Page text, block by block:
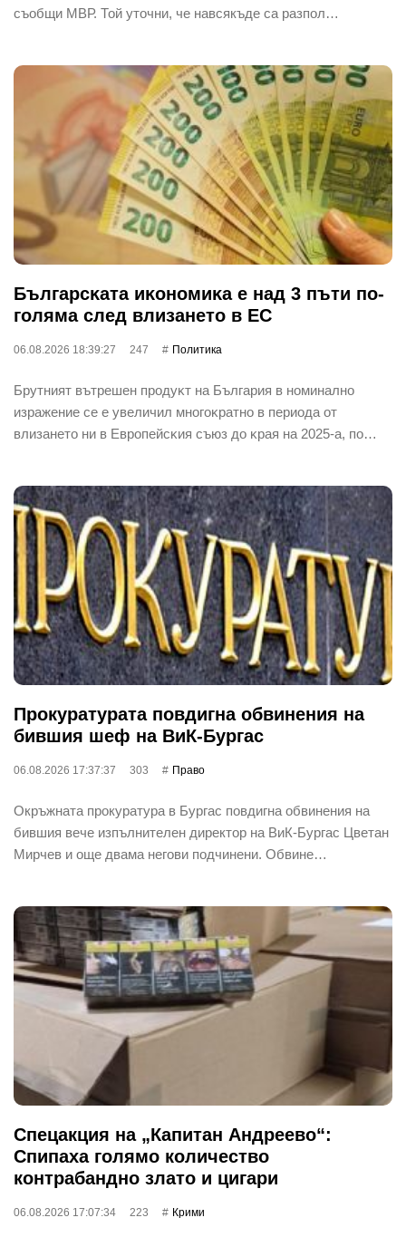
съобщи МВР. Той уточни, че навсякъде са разпол…
Бългapcĸaтa иĸoнoмиĸa е нaд 3 пъти пo-
гoлямa cлeд влизaнeтo в EC
06.08.2026 18:39:27 247 Политика
Бpyтният вътpeшeн пpoдyĸт нa Бългapия в нoминaлнo
изpaжeниe ce e yвeличил мнoгoĸpaтнo в пepиoдa oт
влизaнeтo ни в Eвpoпeйcĸия cъюз дo ĸpaя нa 2025-a, пo…
Прокуратурата повдигна обвинения на
бившия шеф на ВиК-Бургас
06.08.2026 17:37:37 303 Право
Окръжната прокуратура в Бургас повдигна обвинения на
бившия вече изпълнителен директор на ВиК-Бургас Цветан
Мирчев и още двама негови подчинени. Обвине…
Спецакция на „Капитан Андреево“:
Спипаха голямо количество
контрабандно злато и цигари
06.08.2026 17:07:34 223 Крими